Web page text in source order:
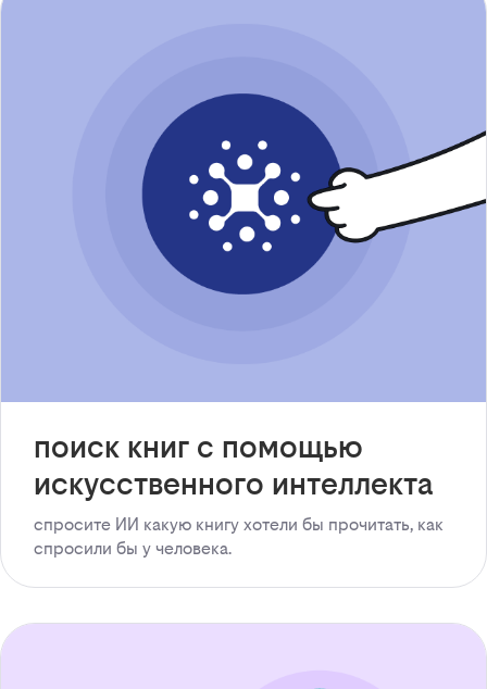
поиск книг с помощью
искусственного интеллекта
спросите ИИ какую книгу хотели бы прочитать, как
спросили бы у человека.